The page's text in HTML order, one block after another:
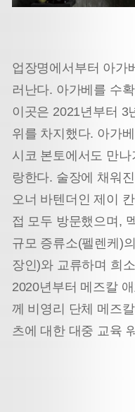
업장명에서부터 아가
러난다. 아가베를 수
이곳은 2021년부터 3
위를 차지했다. 아가
시코 본토에서도 만
랑한다. 술장에 채워
오너 바텐더인 제이
접 모두 방문했으며,
규모 증류소(펠렌케)
장인)와 교류하며 희
2020년부터 메즈칼
께 비영리 단체 메즈
츠에 대한 대중 교육